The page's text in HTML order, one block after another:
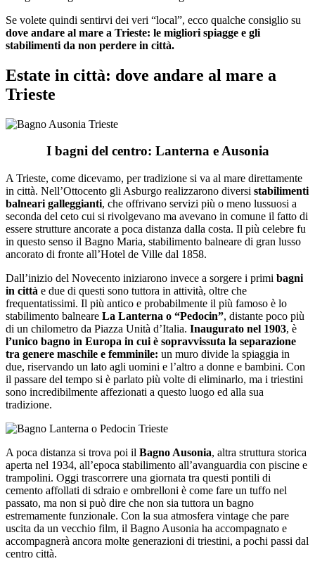
Se volete quindi sentirvi dei veri “local”, ecco qualche consiglio su
dove andare al mare a Trieste: le migliori spiagge e gli
stabilimenti da non perdere in città.
Estate in città: dove andare al mare a
Trieste
I bagni del centro: Lanterna e Ausonia
A Trieste, come dicevamo, per tradizione si va al mare direttamente
in città. Nell’Ottocento gli Asburgo realizzarono diversi stabilimenti
balneari galleggianti, che offrivano servizi più o meno lussuosi a
seconda del ceto cui si rivolgevano ma avevano in comune il fatto di
essere strutture ancorate a poca distanza dalla costa. Il più celebre fu
in questo senso il Bagno Maria, stabilimento balneare di gran lusso
ancorato di fronte all’Hotel de Ville dal 1858.
Dall’inizio del Novecento iniziarono invece a sorgere i primi bagni
in città e due di questi sono tuttora in attività, oltre che
frequentatissimi. Il più antico e probabilmente il più famoso è lo
stabilimento balneare La Lanterna o “Pedocin”, distante poco più
di un chilometro da Piazza Unità d’Italia. Inaugurato nel 1903, è
l’unico bagno in Europa in cui è sopravvissuta la separazione
tra genere maschile e femminile: un muro divide la spiaggia in
due, riservando un lato agli uomini e l’altro a donne e bambini. Con
il passare del tempo si è parlato più volte di eliminarlo, ma i triestini
sono incredibilmente affezionati a questo luogo ed alla sua
tradizione.
A poca distanza si trova poi il Bagno Ausonia, altra struttura storica
aperta nel 1934, all’epoca stabilimento all’avanguardia con piscine e
trampolini. Oggi trascorrere una giornata tra questi pontili di
cemento affollati di sdraio e ombrelloni è come fare un tuffo nel
passato, ma non si può dire che non sia tuttora un bagno
estremamente funzionale. Con la sua atmosfera vintage che pare
uscita da un vecchio film, il Bagno Ausonia ha accompagnato e
accompagnerà ancora molte generazioni di triestini, a pochi passi dal
centro città.